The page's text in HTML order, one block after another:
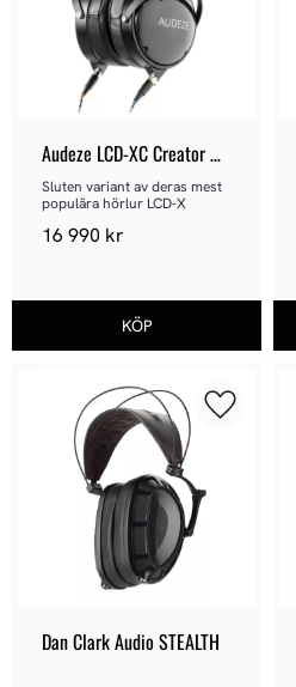
Audeze LCD-XC Creator
Edition - Sluten hörlur
Sluten variant av deras mest
populära hörlur LCD-X
16 990 kr
Dan Clark Audio STEALTH
Lägg till